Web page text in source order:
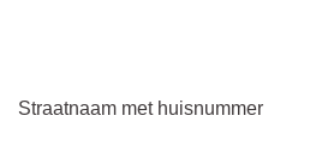
Straatnaam met huisnummer